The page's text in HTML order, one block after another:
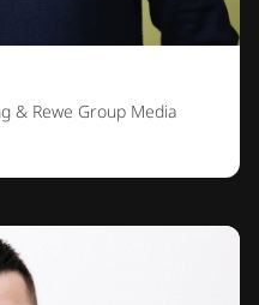
& Rewe Group Media